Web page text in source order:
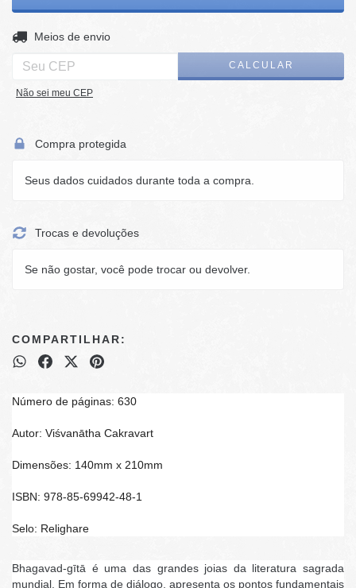
Entregas para o CEP:
Meios de envio
CALCULAR
Não sei meu CEP
Compra protegida
Seus dados cuidados durante toda a compra.
Trocas e devoluções
Se não gostar, você pode trocar ou devolver.
COMPARTILHAR:
Número de páginas: 630
Autor: Viśvanātha Cakravart
Dimensões: 140mm x 210mm
ISBN: 978-85-69942-48-1
Selo: Relighare
Bhagavad-gītā é uma das grandes joias da literatura sagrada
mundial. Em forma de diálogo, apresenta os pontos fundamentais